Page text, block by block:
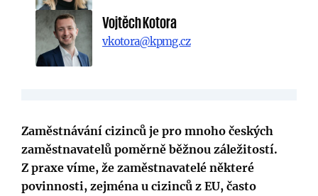
Vojtěch Kotora
vkotora@kpmg.cz
Zaměstnávání cizinců je pro mnoho českých
zaměstnavatelů poměrně běžnou záležitostí.
Z praxe víme, že zaměstnavatelé některé
povinnosti, zejména u cizinců z EU, často